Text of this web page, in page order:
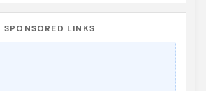
SPONSORED LINKS